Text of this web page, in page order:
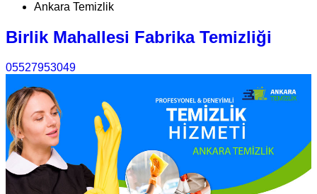
Ankara Temizlik
Birlik Mahallesi Fabrika Temizliği
05527953049